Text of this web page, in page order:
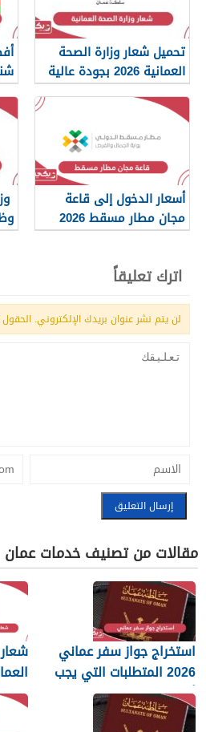
تحميل شعار وزارة الصحة
العمانية 2026 بجودة عالية
png
أسعار الدخول إلى قاعة
مجان مطار مسقط 2026
اترك تعليقاً
لن يتم نشر عنوان بريدك الإلكتروني. الحقول
مقالات من تصنيف خدمات عمان
استخراج جواز سفر عماني
2026 المتطلبات التي يجب
أن تعرفها
2026